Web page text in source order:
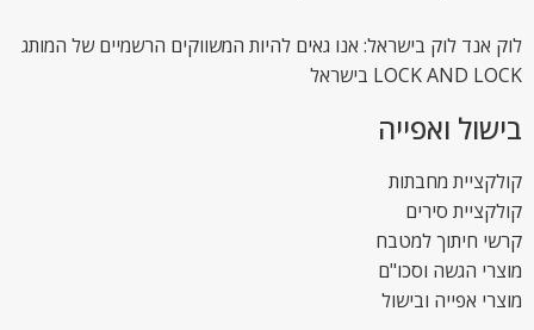
לוק אנד לוק בישראל: אנו גאים להיות המשווקים הרשמיים של המותג
LOCK AND LOCK בישראל
בישול ואפייה
קולקציית מחבתות
קולקציית סירים
קרשי חיתוך למטבח
מוצרי הגשה וסכו"ם
מוצרי אפייה ובישול